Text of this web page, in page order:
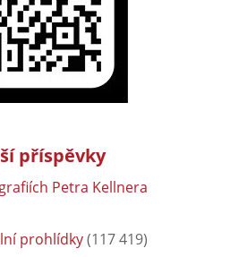
příspěvky
Petra Kellnera
prohlídky(117 419)